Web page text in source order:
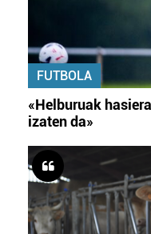
FUTBOLA
«Helburuak
izaten da»